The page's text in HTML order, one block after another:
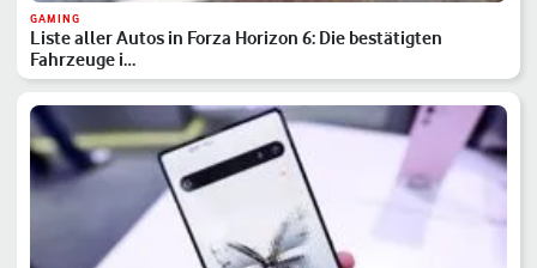
GAMING
Liste aller Autos in Forza Horizon 6: Die bestätigten
Fahrzeuge i…